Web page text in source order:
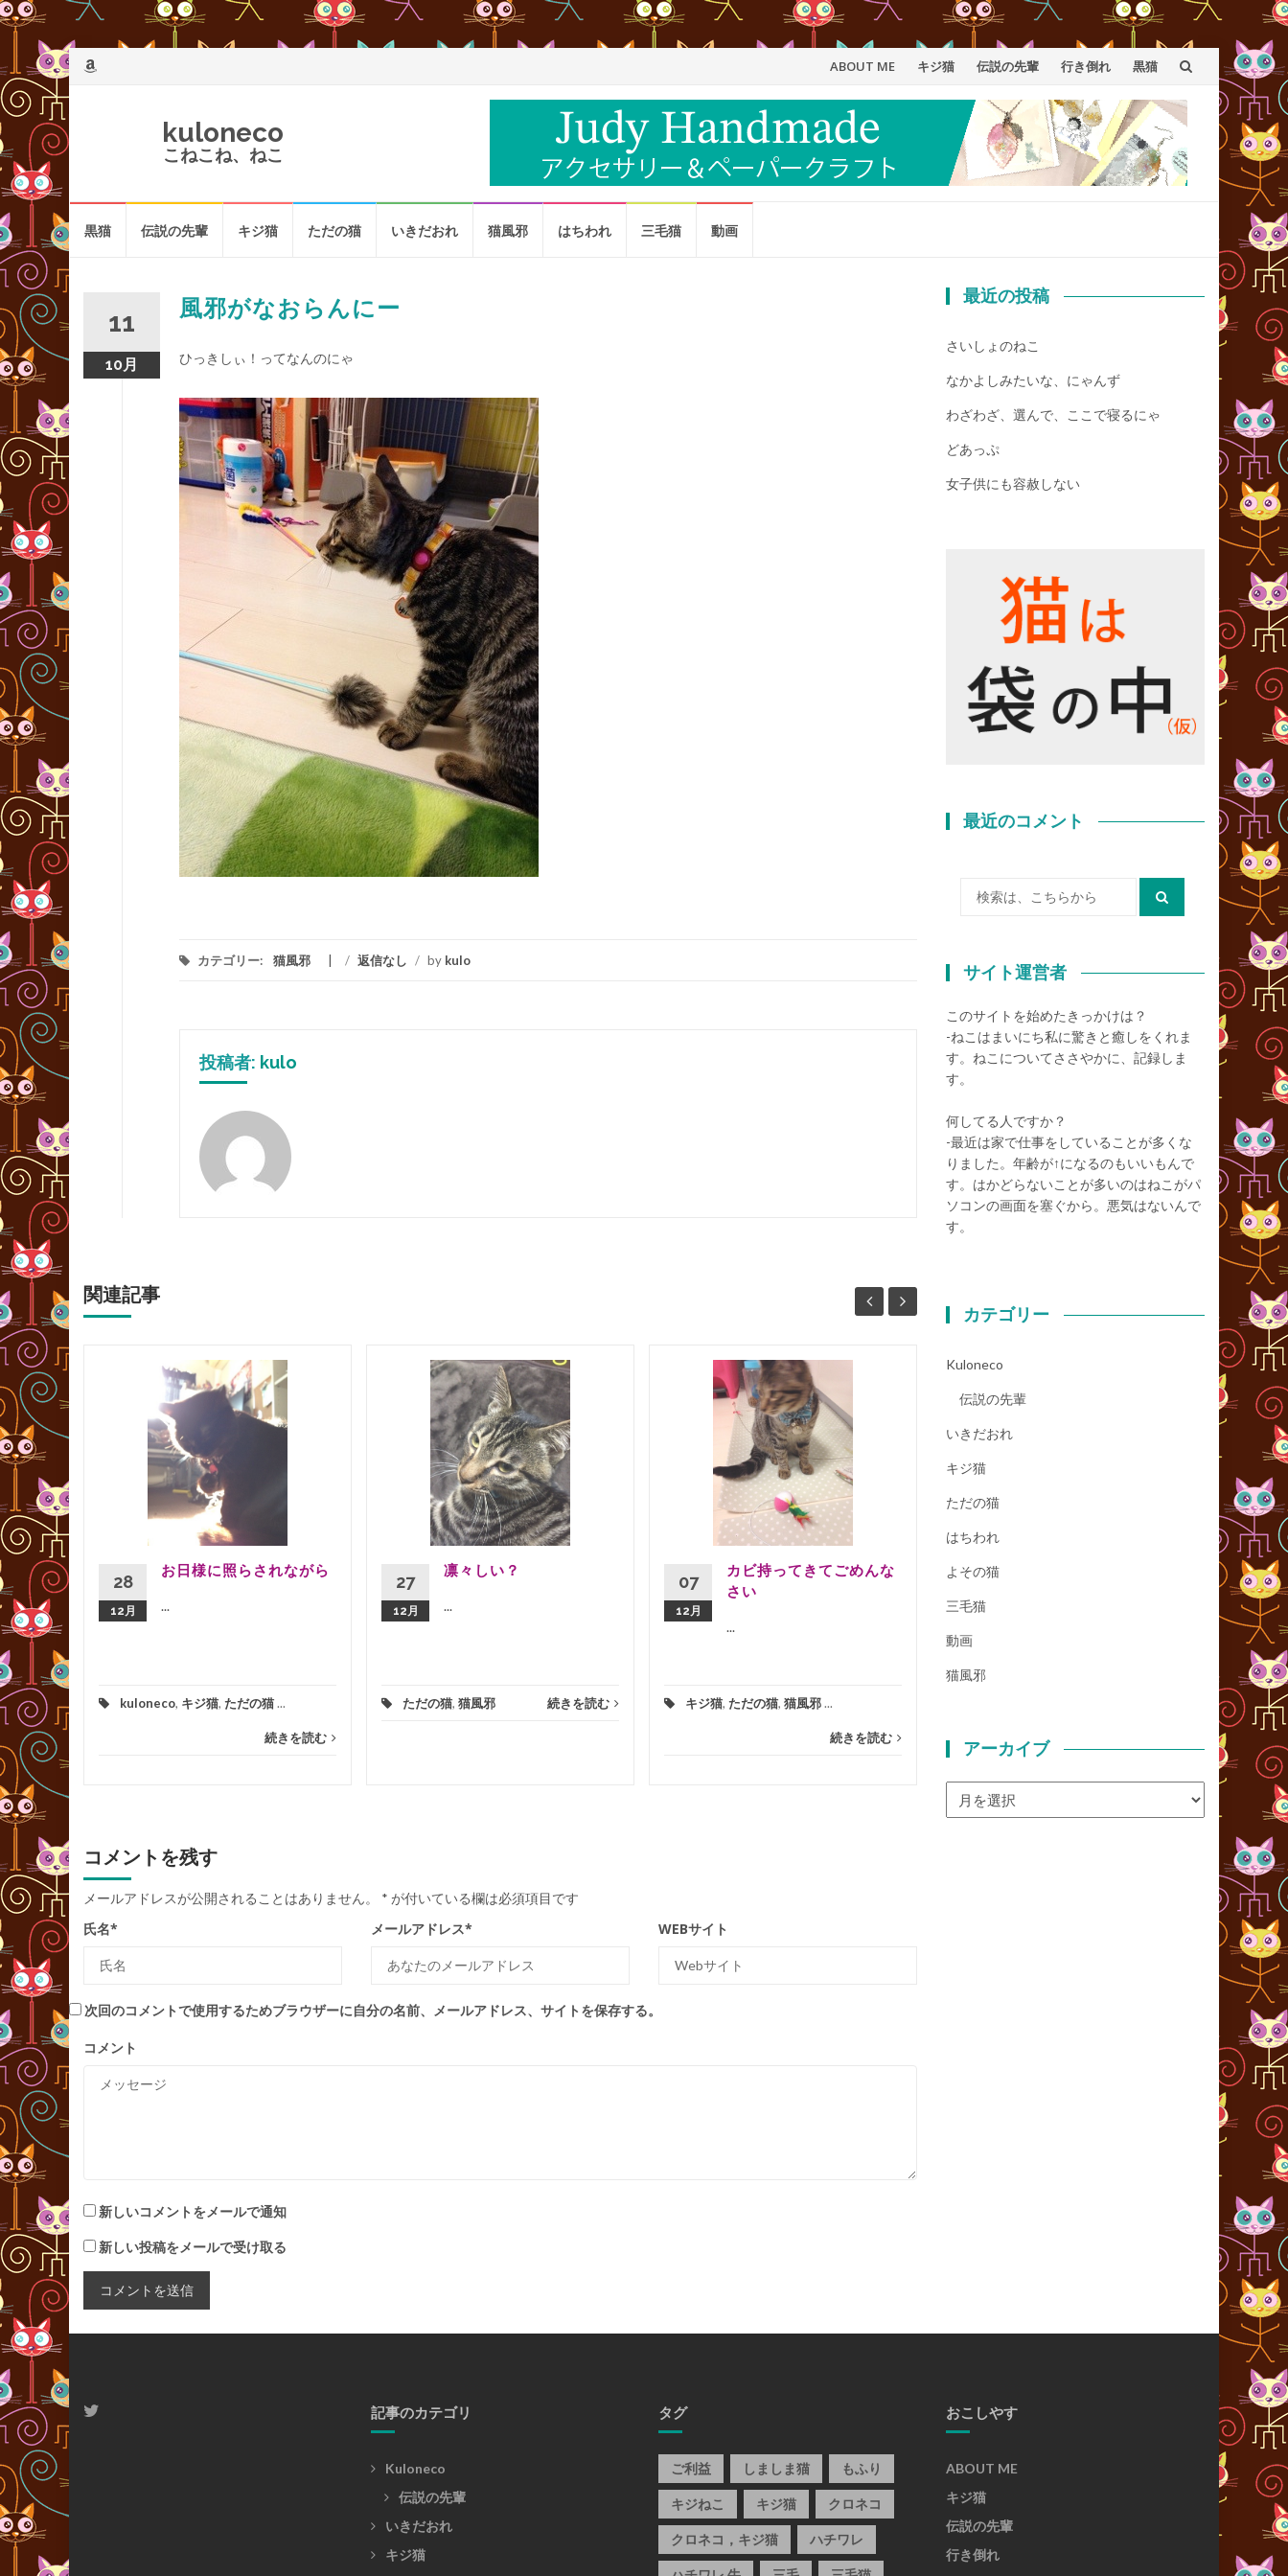
コ
ン
テ
ン
ABOUT ME キジ猫 伝説の先輩 行き倒れ 黒猫
kuloneco
こねこね、ねこ
黒猫 伝説の先輩 キジ猫 ただの猫 いきだおれ 猫風邪 はちわれ 三毛猫 動画
11
10月
風邪がなおらんにー
ひっきしぃ！ってなんのにゃ
カテゴリー: 猫風邪 / 返信なし / by kulo
投稿者: kulo
関連記事
を読む
28
12月
お日様に照らされながら
...
kuloneco, キジ猫, ただの猫...
続きを読む
27
12月
凛々しい？
...
ただの猫, 猫風邪 続きを読む
07
12月
カビ持ってきてごめんな
さい
...
キジ猫, ただの猫, 猫風邪...
続きを読む
05 18
キジ猫
コメントを残す
メールアドレスが公開されることはありません。 * が付いている欄は必須項目です
氏名* メールアドレス* WEBサイト
次回のコメントで使用するためブラウザーに自分の名前、メールアドレス、サイトを保存する。
コメント
新しいコメントをメールで通知
新しい投稿をメールで受け取る
最近の投稿
さいしょのねこ
なかよしみたいな、にゃんず
わざわざ、選んで、ここで寝るにゃ
どあっぷ
女子供にも容赦しない
最近のコメント
サイト運営者
このサイトを始めたきっかけは？
-ねこはまいにち私に驚きと癒しをくれま
す。ねこについてささやかに、記録しま
す。
何してる人ですか？
-最近は家で仕事をしていることが多くな
りました。年齢が↑になるのもいいもんで
す。はかどらないことが多いのはねこがパ
ソコンの画面を塞ぐから。悪気はないんで
す。
カテゴリー
Kuloneco
伝説の先輩
いきだおれ
キジ猫
ただの猫
はちわれ
よその猫
三毛猫
動画
猫風邪
アーカイブ
記事のカテゴリ
Kuloneco
伝説の先輩
いきだおれ
キジ猫
タグ
ご利益 しましま猫 もふり
キジねこ キジ猫 クロネコ
クロネコ，キジ猫 ハチワレ
おこしやす
ABOUT ME
キジ猫
伝説の先輩
行き倒れ